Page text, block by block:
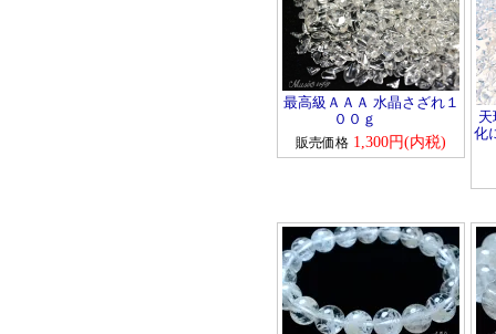
最高級ＡＡＡ 水晶さざれ１
００ｇ
販売価格 1,300円(内税)
化